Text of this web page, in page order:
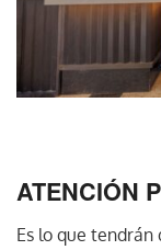
ATENCIÓN
Es lo que